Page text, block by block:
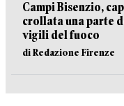
Campi Bisenzio,
crollata una parte
vigili del fuoco
di Redazione Firenze